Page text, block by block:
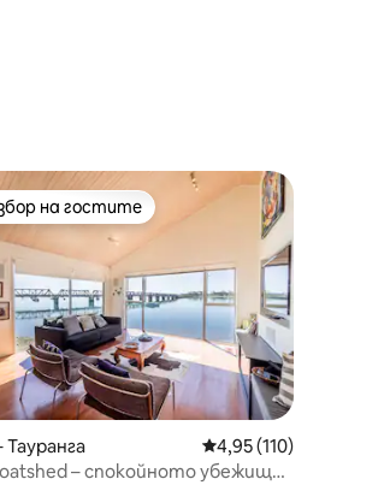
от 5, 169 отзива
избор на гостите
на гостите
Средна оценка: 4,95
4,95 (110)
– спокойното убежище